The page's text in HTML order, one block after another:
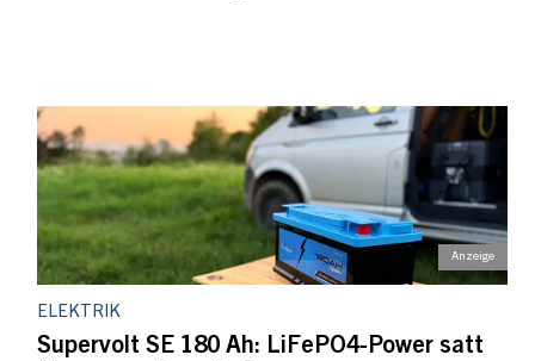
ELEKTRIK
Supervolt SE 180 Ah: LiFePO4-Power satt